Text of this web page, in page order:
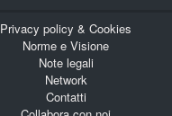
Privacy policy & Cookies
Norme e Visione
Note legali
Network
Contatti